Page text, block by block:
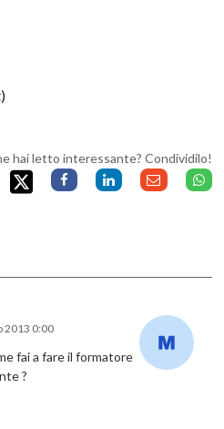
hai letto interessante? Condividilo!
2013 0:00
fai a fare il formatore
?